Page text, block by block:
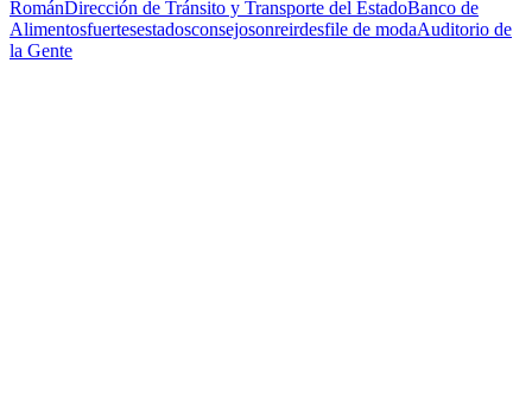
RománDirección de Tránsito y Transporte del EstadoBanco de
Alimentosfuertesestadosconsejosonreirdesfile de modaAuditorio de
la Gente